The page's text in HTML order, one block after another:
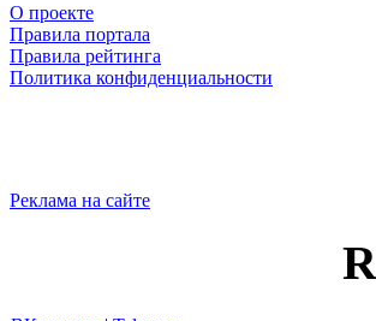
О проекте
Правила портала
Правила рейтинга
Политика конфиденциальности
Реклама на сайте